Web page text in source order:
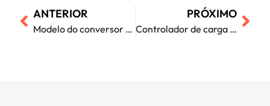
ANTERIOR
Modelo do conversor solar SDC72T13D5C80
PRÓXIMO
Controlador de carga solar M100A MPPT